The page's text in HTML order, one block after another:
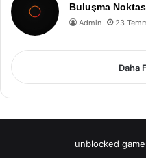
Buluşma
Admin 23
Daha
unblocked